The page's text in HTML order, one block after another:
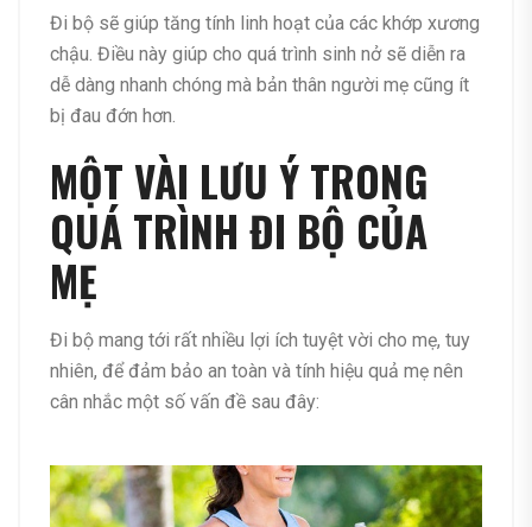
Đi bộ sẽ giúp tăng tính linh hoạt của các khớp xương
chậu. Điều này giúp cho quá trình sinh nở sẽ diễn ra
dễ dàng nhanh chóng mà bản thân người mẹ cũng ít
bị đau đớn hơn.
MỘT VÀI LƯU Ý TRONG
QUÁ TRÌNH ĐI BỘ CỦA
MẸ
Đi bộ mang tới rất nhiều lợi ích tuyệt vời cho mẹ, tuy
nhiên, để đảm bảo an toàn và tính hiệu quả mẹ nên
cân nhắc một số vấn đề sau đây: